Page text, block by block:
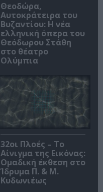
Θεοδώρα,
Αυτοκράτειρα του
Βυζαντίου: Η νέα
ελληνική όπερα του
Θεόδωρου Στάθη
στο θέατρο
Ολύμπια
32οι Πλοές – Το
Αίνιγμα της Εικόνας:
Ομαδική έκθεση στο
Ίδρυμα Π. & Μ.
Κυδωνιέως